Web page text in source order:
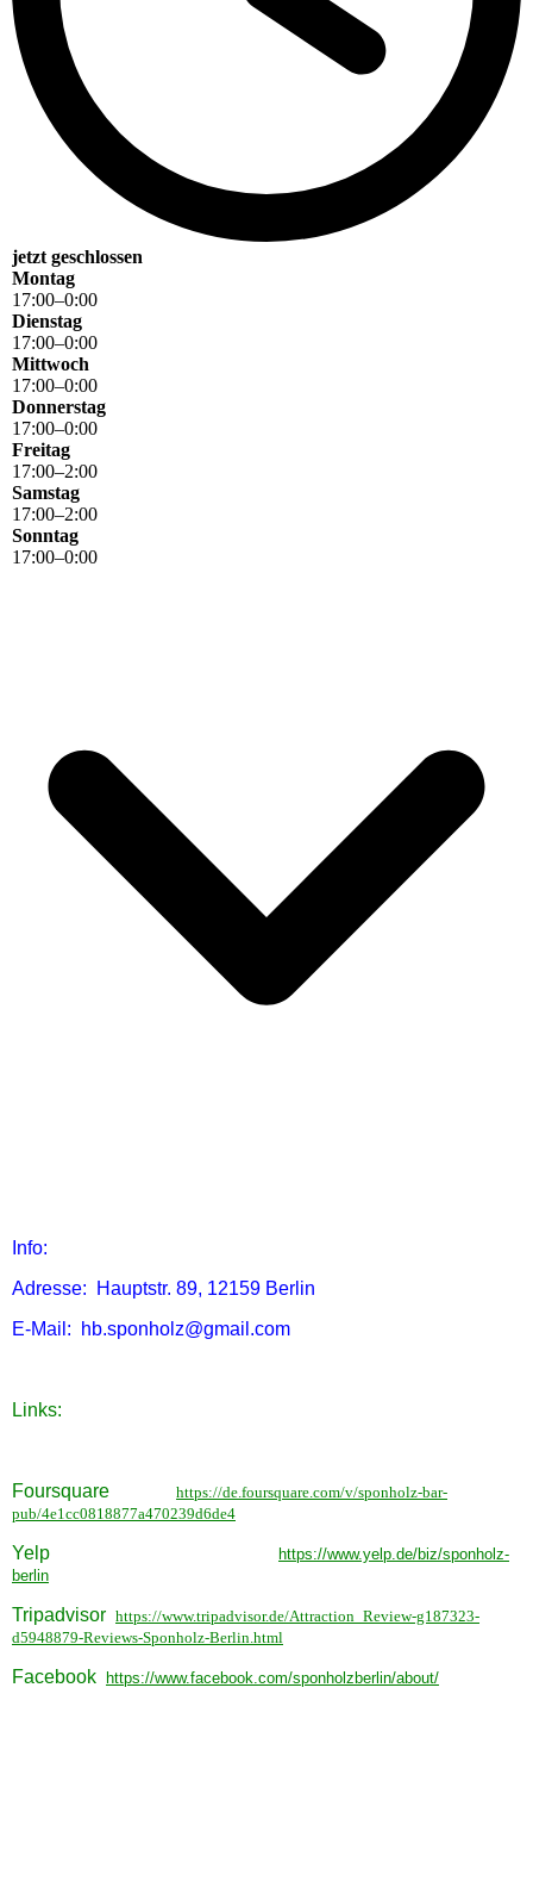
jetzt geschlossen
Montag
17:00–0:00
Dienstag
17:00–0:00
Mittwoch
17:00–0:00
Donnerstag
17:00–0:00
Freitag
17:00–2:00
Samstag
17:00–2:00
Sonntag
17:00–0:00
Info:
Adresse: Hauptstr. 89, 12159 Berlin
E-Mail: hb.sponholz@gmail.com
Links:
Foursquare
https://de.foursquare.com/v/sponholz-bar-
pub/4e1cc0818877a470239d6de4
Yelp
https://www.yelp.de/biz/sponholz-
berlin
Tripadvisor https://www.tripadvisor.de/Attraction_Review-g187323-
d5948879-Reviews-Sponholz-Berlin.html
Facebook https://www.facebook.com/sponholzberlin/about/